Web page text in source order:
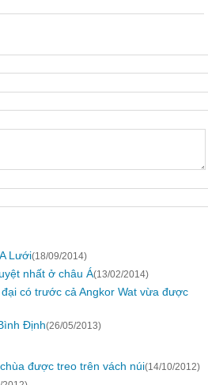
Lưới(18/09/2014)
nhất ở châu Á(13/02/2014)
có trước cả Angkor Wat vừa được
Định(26/05/2013)
được treo trên vách núi(14/10/2012)